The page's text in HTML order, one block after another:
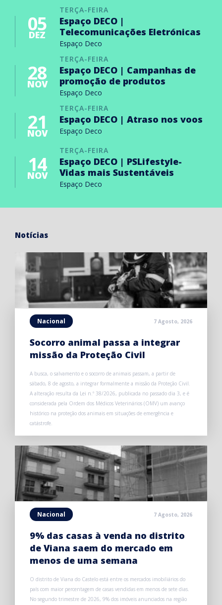
TERÇA-FEIRA
05
DEZ
Espaço DECO |
Telecomunicações Eletrónicas
Espaço Deco
TERÇA-FEIRA
28
NOV
Espaço DECO | Campanhas de
promoção de produtos
Espaço Deco
TERÇA-FEIRA
21
NOV
Espaço DECO | Atraso nos voos
Espaço Deco
TERÇA-FEIRA
14
NOV
Espaço DECO | PSLifestyle-
Vidas mais Sustentáveis
Espaço Deco
Notícias
Nacional 7 Agosto, 2026
Socorro animal passa a integrar
missão da Proteção Civil
A busca, o salvamento e o socorro de animais passam, a partir de
sábado, 8 de agosto, a integrar formalmente a missão da Proteção Civil.
A alteração resulta da Lei n.º 38/2026, publicada no passado dia 3, e é
considerada pela Ordem dos Médicos Veterinários (OMV) um avanço
histórico na proteção dos animais em situações de emergência e
catástrofe.
Nacional 7 Agosto, 2026
9% das casas à venda no distrito
de Viana saem do mercado em
menos de uma semana
O distrito de Viana do Castelo está entre os mercados imobiliários do
país com maior percentagem de casas vendidas em menos de sete dias.
No segundo trimestre de 2026, 9% dos imóveis anunciados na região